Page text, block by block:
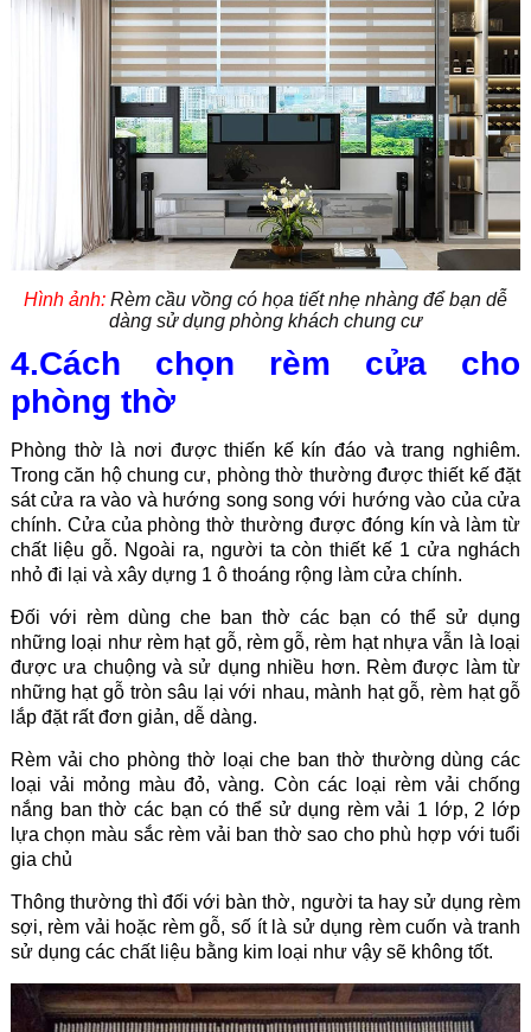
Hình ảnh: Rèm cầu vồng có họa tiết nhẹ nhàng để bạn dễ
dàng sử dụng phòng khách chung cư
4.Cách chọn rèm cửa cho
phòng thờ
Phòng thờ là nơi được thiến kế kín đáo và trang nghiêm.
Trong căn hộ chung cư, phòng thờ thường được thiết kế đặt
sát cửa ra vào và hướng song song với hướng vào của cửa
chính. Cửa của phòng thờ thường được đóng kín và làm từ
chất liệu gỗ. Ngoài ra, người ta còn thiết kế 1 cửa nghách
nhỏ đi lại và xây dựng 1 ô thoáng rộng làm cửa chính.
Đối với rèm dùng che ban thờ các bạn có thể sử dụng
những loại như rèm hạt gỗ, rèm gỗ, rèm hạt nhựa vẫn là loại
được ưa chuộng và sử dụng nhiều hơn. Rèm được làm từ
những hạt gỗ tròn sâu lại với nhau, mành hạt gỗ, rèm hạt gỗ
lắp đặt rất đơn giản, dễ dàng.
Rèm vảicho phòng thờ loại che ban thờ thường dùng các
loại vải mỏng màu đỏ, vàng. Còn các loại rèm vải chống
nắng ban thờ các bạn có thể sử dụng rèm vải 1 lớp, 2 lớp
lựa chọn màu sắc rèm vải ban thờ sao cho phù hợp với tuổi
gia chủ
Thông thường thì đối với bàn thờ, người ta hay sử dụng rèm
sợi, rèm vải hoặc rèm gỗ, số ít là sử dụng rèm cuốn và tranh
sử dụng các chất liệu bằng kim loại như vậy sẽ không tốt.